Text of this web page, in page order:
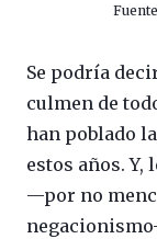
Se podría
culmen de
han poblado
estos años.
—por no